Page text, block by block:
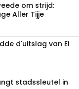
om strijd:
Aller Tijje
d'uitslag van Ei
stadssleutel in